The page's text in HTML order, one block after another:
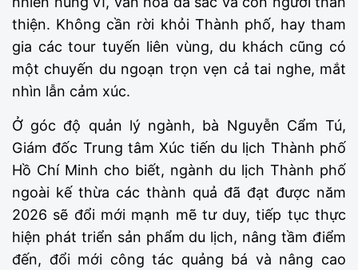
thiện. Không cần rời khỏi Thành phố, hay tham
gia các tour tuyến liên vùng, du khách cũng có
một chuyến du ngoạn trọn vẹn cả tai nghe, mắt
nhìn lẫn cảm xúc.
Ở góc độ quản lý ngành, bà Nguyễn Cẩm Tú,
Giám đốc Trung tâm Xúc tiến du lịch Thành phố
Hồ Chí Minh cho biết, ngành du lịch Thành phố
ngoài kế thừa các thành quả đã đạt được năm
2026 sẽ đổi mới mạnh mẽ tư duy, tiếp tục thực
hiện phát triển sản phẩm du lịch, nâng tầm điểm
đến, đổi mới công tác quảng bá và nâng cao